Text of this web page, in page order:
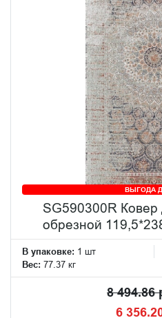
ВЫГОДА
SG590300R
обрезной
В упаковке: 1 шт
Вес: 77.37 кг
8 494.86
6